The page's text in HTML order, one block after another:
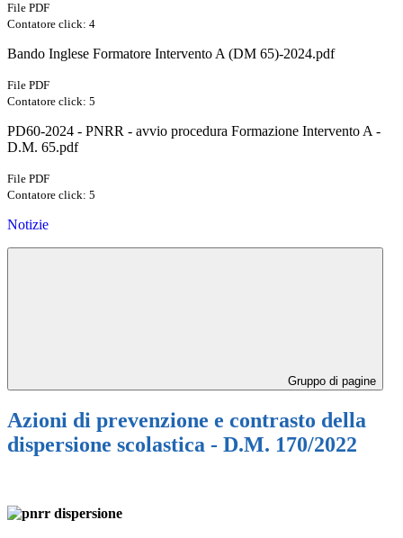
File PDF
Contatore click: 4
Bando Inglese Formatore Intervento A (DM 65)-2024.pdf
File PDF
Contatore click: 5
PD60-2024 - PNRR - avvio procedura Formazione Intervento A -
D.M. 65.pdf
File PDF
Contatore click: 5
Notizie
Gruppo di pagine
Azioni di prevenzione e contrasto della
dispersione scolastica - D.M. 170/2022